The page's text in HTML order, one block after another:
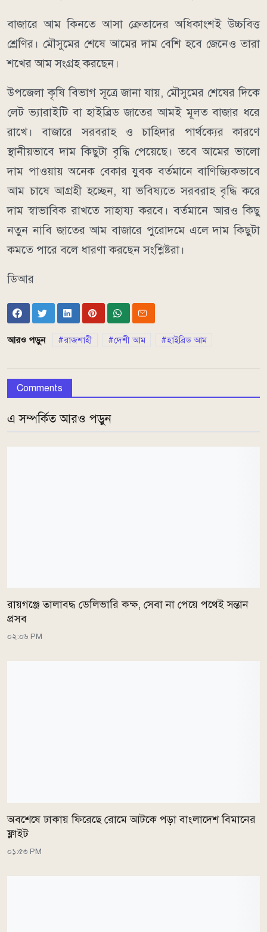
বাজারে আম কিনতে আসা ক্রেতাদের অধিকাংশই উচ্চবিত্ত
শ্রেণির। মৌসুমের শেষে আমের দাম বেশি হবে জেনেও তারা
শখের আম সংগ্রহ করছেন।
উপজেলা কৃষি বিভাগ সূত্রে জানা যায়, মৌসুমের শেষের দিকে
লেট ভ্যারাইটি বা হাইব্রিড জাতের আমই মূলত বাজার ধরে
রাখে। বাজারে সরবরাহ ও চাহিদার পার্থক্যের কারণে
স্থানীয়ভাবে দাম কিছুটা বৃদ্ধি পেয়েছে। তবে আমের ভালো
দাম পাওয়ায় অনেক বেকার যুবক বর্তমানে বাণিজ্যিকভাবে
আম চাষে আগ্রহী হচ্ছেন, যা ভবিষ্যতে সরবরাহ বৃদ্ধি করে
দাম স্বাভাবিক রাখতে সাহায্য করবে। বর্তমানে আরও কিছু
নতুন নাবি জাতের আম বাজারে পুরোদমে এলে দাম কিছুটা
কমতে পারে বলে ধারণা করছেন সংশ্লিষ্টরা।
ডিআর
আরও পড়ুন রাজশাহী দেশী আম হাইব্রিড আম
Comments
এ সম্পর্কিত আরও পড়ুন
রায়গঞ্জে তালাবদ্ধ ডেলিভারি কক্ষ, সেবা না পেয়ে পথেই সন্তান
প্রসব
০২:০৬ PM
অবশেষে ঢাকায় ফিরেছে রোমে আটকে পড়া বাংলাদেশ বিমানের
ফ্লাইট
০১:৫৩ PM